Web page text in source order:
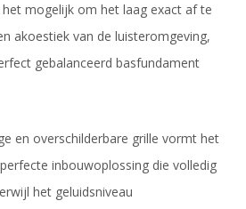
mogelijk om het laag exact af te
akoestiek van de luisteromgeving,
gebalanceerd basfundament
en overschilderbare grille vormt het
inbouwoplossing die volledig
het geluidsniveau